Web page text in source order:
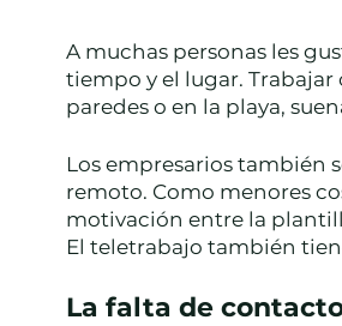
A muchas personas les
tiempo y el lugar.
paredes o en la playa,
Los empresarios también
remoto. Como menores
motivación entre la
El teletrabajo también
La falta de